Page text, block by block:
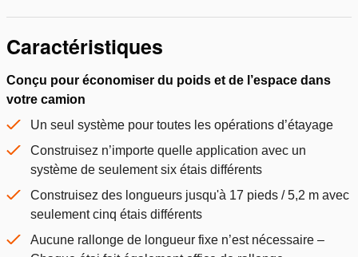
Caractéristiques
Conçu pour économiser du poids et de l’espace dans
votre camion
Un seul système pour toutes les opérations d’étayage
Construisez n’importe quelle application avec un
système de seulement six étais différents
Construisez des longueurs jusqu'à 17 pieds / 5,2 m avec
seulement cinq étais différents
Aucune rallonge de longueur fixe n’est nécessaire –